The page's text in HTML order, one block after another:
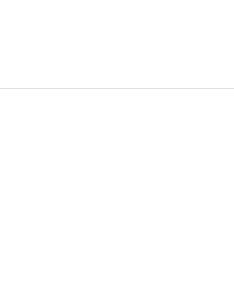
Bild an der Wand.